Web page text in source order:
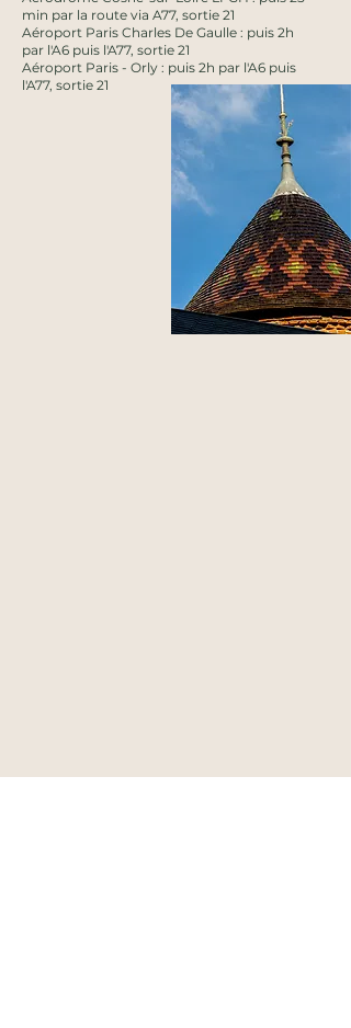
min par la route via A77, sortie 21
Aéroport Paris Charles De Gaulle : puis 2h
par l'A6 puis l'A77, sortie 21
Aéroport Paris - Orly : puis 2h par l'A6 puis
l'A77, sortie 21